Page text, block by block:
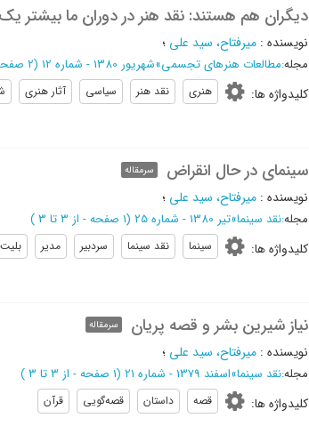
دیگران هم هستند: نقد هنر در دوران ما
نویسنده : میرفتاح، سید علی ؛
مجله:مطالعات هنرهای تجسمی»شهریور 1380 - شماره 12 (‎2 صفحه -
کلیدواژه ها: هنری نقد هنر سیاسی آثار هنری
سینمای در حال انقراض سرمقاله
نویسنده : میرفتاح، سید علی ؛
مجله:نقد سینما»تیر 1380 - شماره 25 (‎1 صفحه - از 3 تا 3 )
کلیدواژه ها: سینما نقد سینما سردبیر مدیر بلیت
نیاز شیرین بشر و قصه پریان سرمقاله
نویسنده : میرفتاح، سید علی ؛
مجله:نقد سینما»اسفند 1379 - شماره 21 (‎1 صفحه - از 3 تا 3 )
کلیدواژه ها: قصه داستان قصه‌گویی قرآن